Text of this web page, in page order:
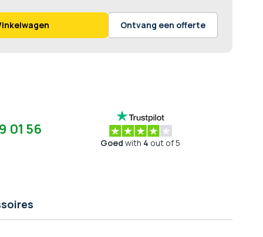
Ontvang een offerte
01 56
Goed with 4 out of 5